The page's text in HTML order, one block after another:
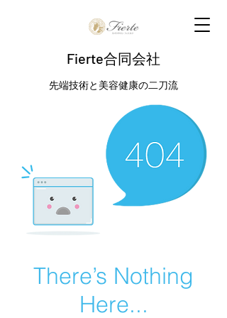
Fierte合同会社
先端技術と美容健康の二刀流
There’s Nothing
Here...